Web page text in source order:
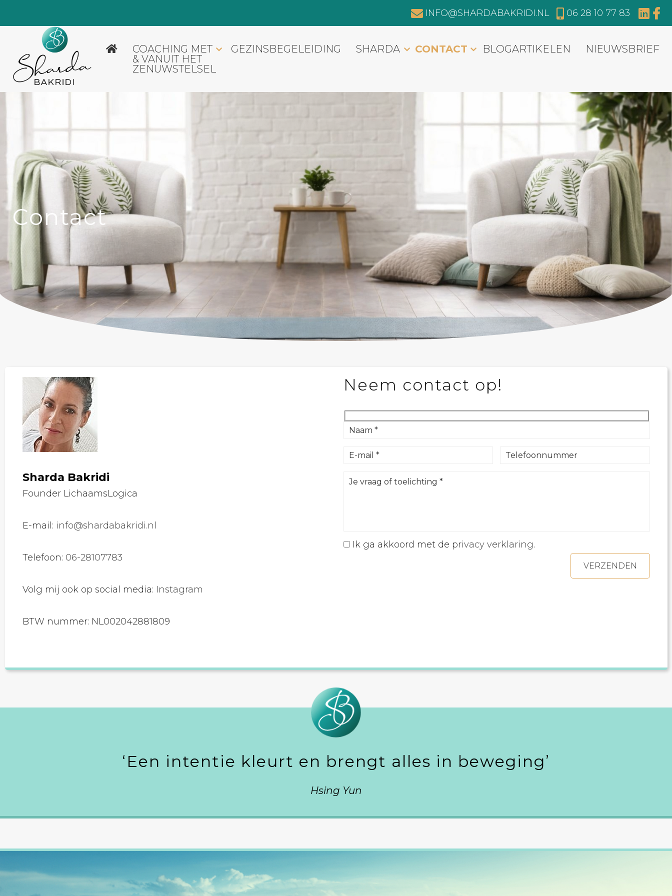
Coaching met & vanuit het zenuwstelsel
Contact
Blogartikelen
Nieuwsbrief
INFO@SHARDABAKRIDI.NL 06 28 10 77 83
COACHING MET
& VANUIT HET
ZENUWSTELSEL
GEZINSBEGELEIDING SHARDA CONTACT BLOGARTIKELEN NIEUWSBRIEF
Contact
Sharda Bakridi
Founder LichaamsLogica
E-mail: info@shardabakridi.nl
Telefoon: 06-28107783
Volg mij ook op social media: Instagram
BTW nummer: NL002042881809
Neem contact op!
Ik ga akkoord met de privacy verklaring.
VERZENDEN
‘Een intentie kleurt en brengt alles in beweging’
Hsing Yun